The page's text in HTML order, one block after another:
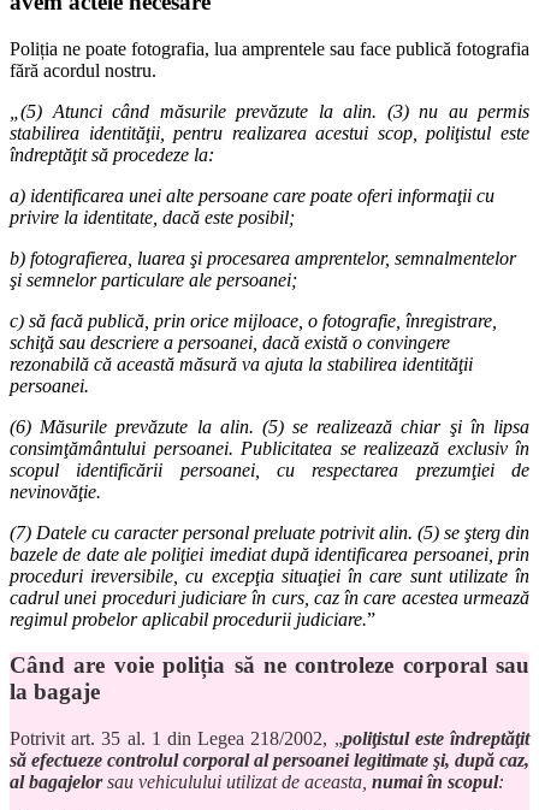
Poliția ne poate fotografia, lua amprentele sau face publică fotografia
fără acordul nostru.
„(5) Atunci când măsurile prevăzute la alin. (3) nu au permis
stabilirea identităţii, pentru realizarea acestui scop, poliţistul este
îndreptăţit să procedeze la:
a) identificarea unei alte persoane care poate oferi informaţii cu
privire la identitate, dacă este posibil;
b) fotografierea, luarea şi procesarea amprentelor, semnalmentelor
şi semnelor particulare ale persoanei;
c) să facă publică, prin orice mijloace, o fotografie, înregistrare,
schiţă sau descriere a persoanei, dacă există o convingere
rezonabilă că această măsură va ajuta la stabilirea identităţii
persoanei.
(6) Măsurile prevăzute la alin. (5) se realizează chiar şi în lipsa
consimţământului persoanei. Publicitatea se realizează exclusiv în
scopul identificării persoanei, cu respectarea prezumţiei de
nevinovăţie.
(7) Datele cu caracter personal preluate potrivit alin. (5) se şterg din
bazele de date ale poliţiei imediat după identificarea persoanei, prin
proceduri ireversibile, cu excepţia situaţiei în care sunt utilizate în
cadrul unei proceduri judiciare în curs, caz în care acestea urmează
regimul probelor aplicabil procedurii judiciare.”
Când are voie poliția să ne controleze corporal sau
la bagaje
Potrivit art. 35 al. 1 din Legea 218/2002, „poliţistul este îndreptăţit
să efectueze controlul corporal al persoanei legitimate şi, după caz,
al bagajelorsau vehiculului utilizat de aceasta, numai în scopul: